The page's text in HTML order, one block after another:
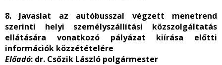
8. Javaslat az autóbusszal végzett menetrend
szerinti helyi személyszállítási közszolgáltatás
ellátására vonatkozó pályázat kiírása előtti
információk közzétételére
Előadó: dr. Csőzik László polgármester